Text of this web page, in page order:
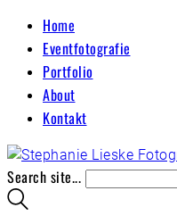
Home
Eventfotografie
Portfolio
About
Kontakt
Search site...